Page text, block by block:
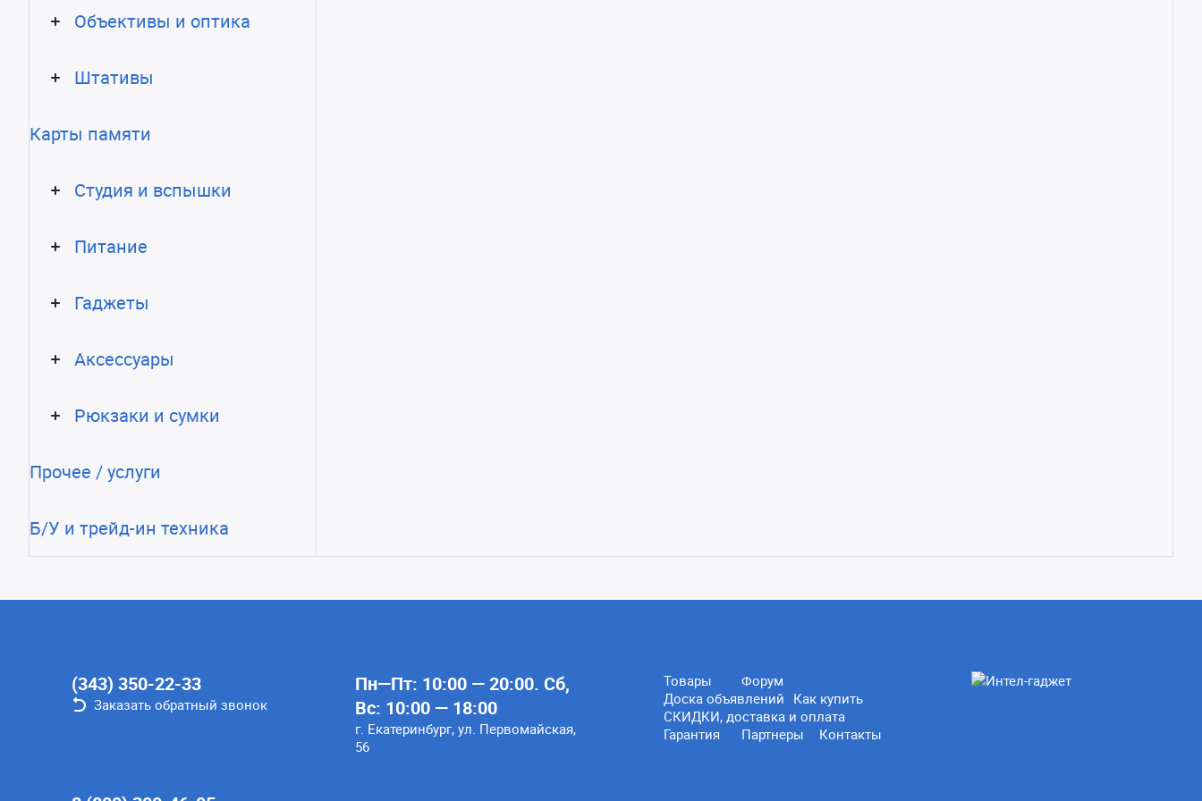
Объективы и оптика
Штативы
Карты памяти
Студия и вспышки
Питание
Гаджеты
Аксессуары
Рюкзаки и сумки
Прочее / услуги
Б/У и трейд-ин техника
(343) 350-22-33
Заказать обратный звонок
Пн—Пт: 10:00 — 20:00. Сб,
Вс: 10:00 — 18:00
г. Екатеринбург, ул. Первомайская,
56
Товары
Форум
Доска объявлений Как купить
СКИДКИ, доставка и оплата
Гарантия
Партнеры Контакты